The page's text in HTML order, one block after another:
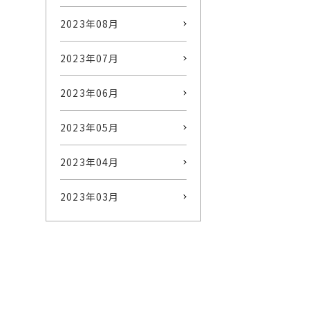
2023年08月
2023年07月
2023年06月
2023年05月
2023年04月
2023年03月